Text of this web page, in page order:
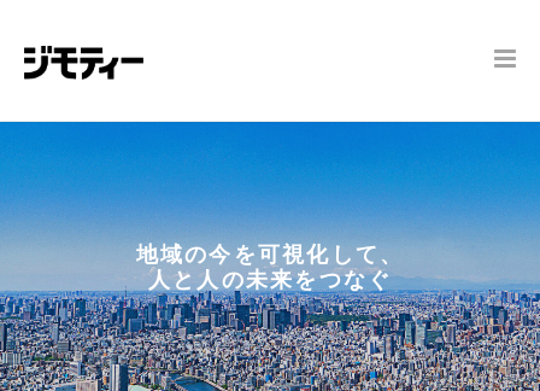
地域の今を可視化して、
人と人の未来をつなぐ